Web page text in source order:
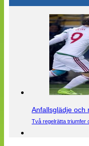
Anfallsglädje och
Två regelrätta triumfer